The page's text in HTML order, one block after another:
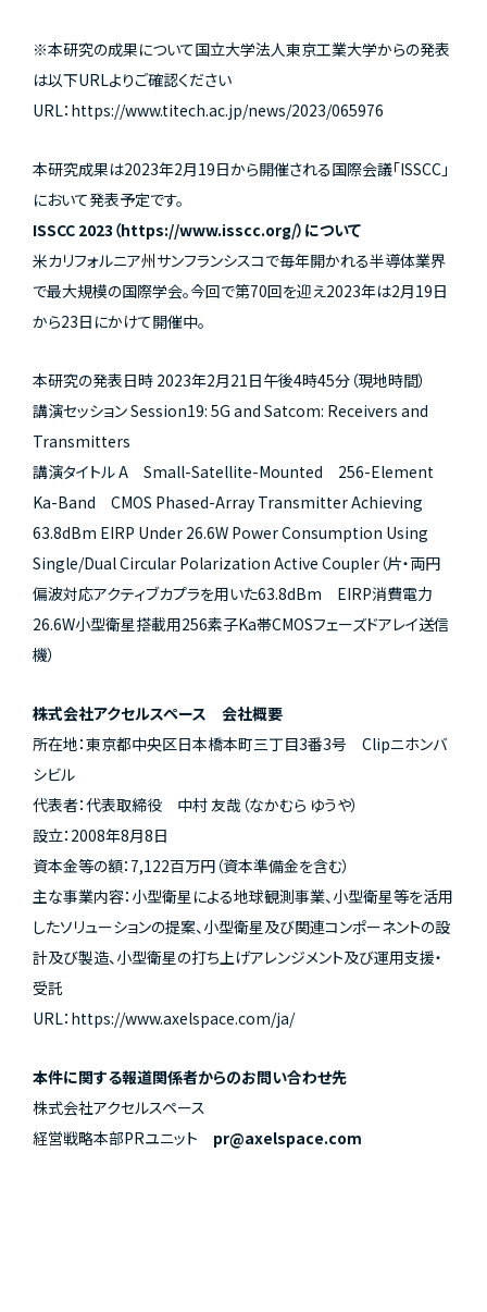
※本研究の成果について国立大学法人東京工業大学からの発表
は以下URLよりご確認ください
URL： https://www.titech.ac.jp/news/2023/065976
本研究成果は2023年2月19日から開催される国際会議「ISSCC」
において発表予定です。
ISSCC 2023（https://www.isscc.org/）について
米カリフォルニア州サンフランシスコで毎年開かれる半導体業界
で最大規模の国際学会。今回で第70回を迎え2023年は2月19日
から23日にかけて開催中。
本研究の発表日時 2023年2月21日午後4時45分（現地時間）
講演セッション Session19: 5G and Satcom: Receivers and
Transmitters
講演タイトル A Small-Satellite-Mounted 256-Element
Ka-Band CMOS Phased-Array Transmitter Achieving
63.8dBm EIRP Under 26.6W Power Consumption Using
Single/Dual Circular Polarization Active Coupler（片・両円
偏波対応アクティブカプラを用いた63.8dBm EIRP消費電力
26.6W小型衛星搭載用256素子Ka帯CMOSフェーズドアレイ送信
機）
株式会社アクセルスペース 会社概要
所在地：東京都中央区日本橋本町三丁目3番3号 Clipニホンバ
シビル
代表者：代表取締役 中村 友哉（なかむら ゆうや）
設立：2008年8月8日
資本金等の額：7,122百万円（資本準備金を含む）
主な事業内容：小型衛星による地球観測事業、小型衛星等を活用
したソリューションの提案、小型衛星及び関連コンポーネントの設
計及び製造、小型衛星の打ち上げアレンジメント及び運用支援・
受託
URL：https://www.axelspace.com/ja/
本件に関する報道関係者からのお問い合わせ先
株式会社アクセルスペース
経営戦略本部PRユニット pr@axelspace.com